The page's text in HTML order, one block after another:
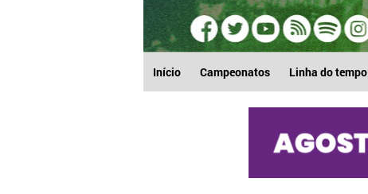
Início Campeonatos Linha do tempo